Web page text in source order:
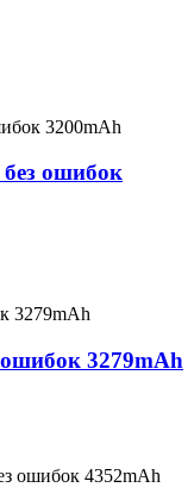
ошибок
3279mAh